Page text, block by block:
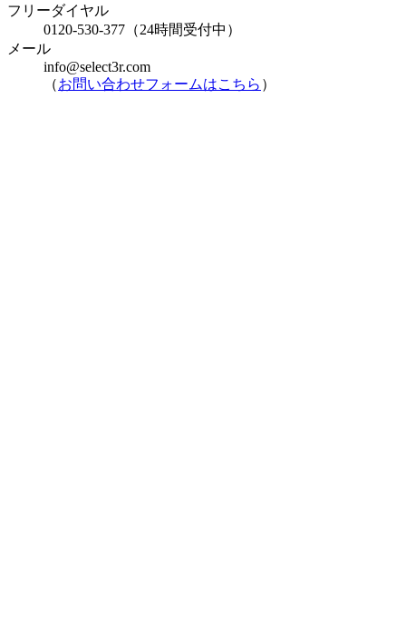
フリーダイヤル
0120-530-377（24時間受付中）
メール
info@select3r.com
（お問い合わせフォームはこちら ）